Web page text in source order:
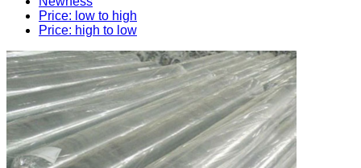
Price: low to high
Price: high to low